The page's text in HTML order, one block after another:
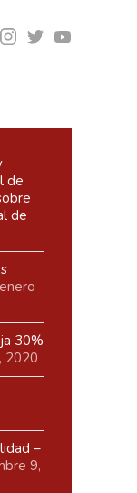
de
de
enero
30%
2020
–
9,